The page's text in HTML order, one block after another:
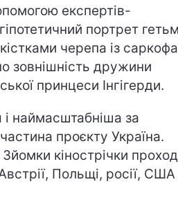
експертів-
портрет
черепа із
зовнішність дружини
принцеси Інгігерди.
наймасштабніша за
проєкту Україна.
Зйомки кінострічки
Польщі, росії, США